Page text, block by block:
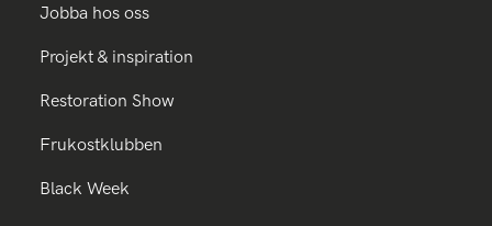
Jobba hos oss
Projekt & inspiration
Restoration Show
Frukostklubben
Black Week